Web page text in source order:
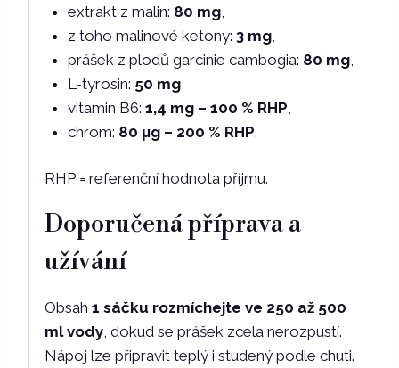
extrakt z malin: 80 mg,
z toho malinové ketony: 3 mg,
prášek z plodů garcinie cambogia: 80 mg,
L-tyrosin: 50 mg,
vitamin B6: 1,4 mg – 100 % RHP
chrom: 80 μg – 200 % RHP.
RHP = referenční hodnota příjmu.
Doporučená příprava a
užívání
Obsah 1 sáčku rozmíchejte ve 250 až 500
ml vody, dokud se prášek zcela nerozpustí.
Nápoj lze připravit teplý i studený podle chuti.